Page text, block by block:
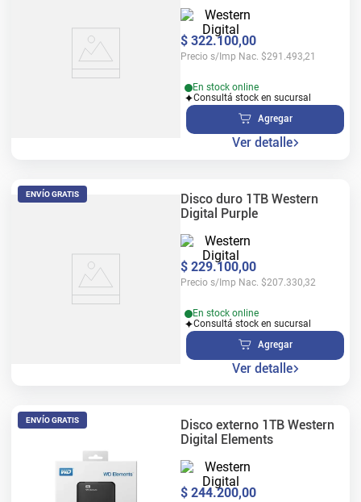
$ 322.100,00
Precio s/Imp Nac. $291.493,21
En stock online
Consultá stock en sucursal
Agregar
Ver detalle
ENVÍO GRATIS
Disco duro 1TB Western
Digital Purple
$ 229.100,00
Precio s/Imp Nac. $207.330,32
En stock online
Consultá stock en sucursal
Agregar
Ver detalle
ENVÍO GRATIS
Disco externo 1TB Western
Digital Elements
$ 244.200,00